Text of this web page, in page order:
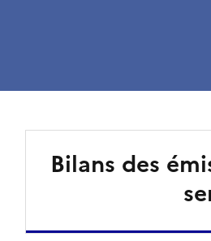
Bilans des